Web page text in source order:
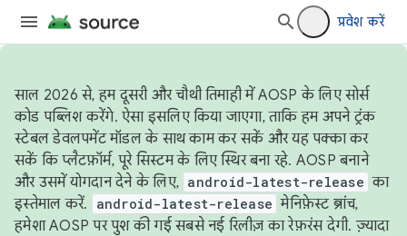
प्रवेश करें
साल 2026 से, हम दूसरी और चौथी तिमाही में AOSP के लिए सोर्स
कोड पब्लिश करेंगे. ऐसा इसलिए किया जाएगा, ताकि हम अपने ट्रंक
स्टेबल डेवलपमेंट मॉडल के साथ काम कर सकें और यह पक्का कर
सकें कि प्लैटफ़ॉर्म, पूरे सिस्टम के लिए स्थिर बना रहे. AOSP बनाने
और उसमें योगदान देने के लिए, android-latest-release का
इस्तेमाल करें.
android-latest-release मेनिफ़ेस्ट ब्रांच,
हमेशा AOSP पर पुश की गई सबसे नई रिलीज़ का रेफ़रंस देगी. ज़्यादा